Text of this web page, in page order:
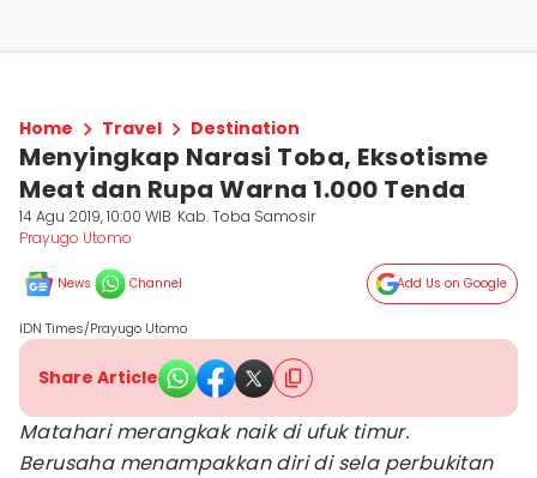
Home Travel Destination
Menyingkap Narasi Toba, Eksotisme
Meat dan Rupa Warna 1.000 Tenda
14 Agu 2019, 10:00 WIB Kab. Toba Samosir
Prayugo Utomo
News Channel Add Us on Google
IDN Times/Prayugo Utomo
Share Article
Matahari merangkak naik di ufuk timur.
Berusaha menampakkan diri di sela perbukitan